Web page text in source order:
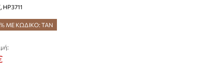
HP3711
ΜΕ ΚΩΔΙΚΟ: TAN